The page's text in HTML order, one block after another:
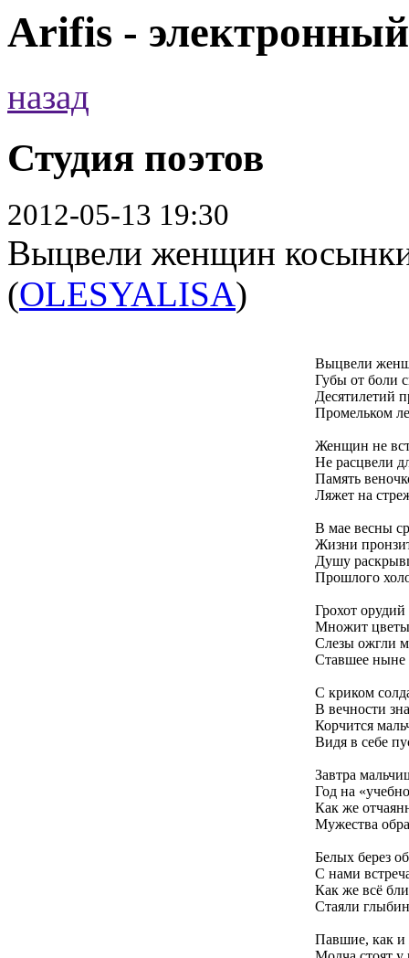
Arifis -
назад
Студия поэтов
2012-05-13 19:30
Выцвели женщин
(OLESYALISA)
Выцвели
Губы от боли
Десятилетий
Промельком
Женщин не
Не расцвели
Память
Ляжет на
В мае весны
Жизни
Душу
Прошлого
Грохот
Множит
Слезы ожгли
Ставшее ныне
С криком
В вечности
Корчится
Видя в себе
Завтра
Год на
Как же
Мужества
Белых берез
С нами
Как же всё
Стаяли
Павшие, как